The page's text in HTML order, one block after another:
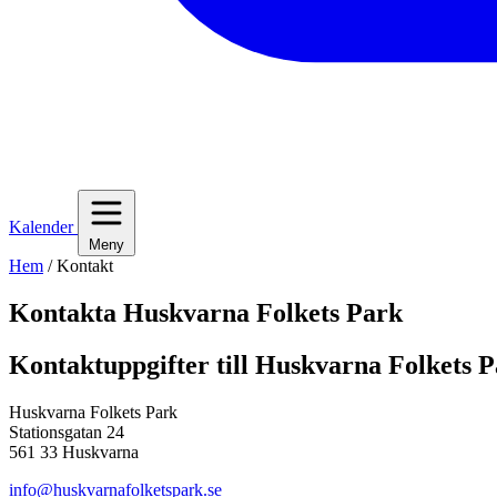
Kalender
Meny
Hem /Kontakt
Kontakta Huskvarna Folkets Park
Kontaktuppgifter till Huskvarna Folkets
Huskvarna Folkets Park
Stationsgatan 24
561 33 Huskvarna
info@huskvarnafolketspark.se